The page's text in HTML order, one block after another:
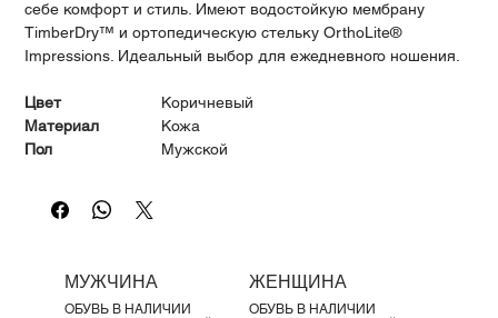
себе комфорт и стиль. Имеют водостойкую мембрану
TimberDry™ и ортопедическую стельку OrthoLite®
Impressions. Идеальный выбор для ежедневного ношения.
Цвет
Коричневый
Материал
Кожа
Пол
Мужской
Ширина
МУЖЧИНА
ОБУВЬ В НАЛИЧИИ
ЖЕНЩИНА
ОБУВЬ В НАЛИЧИИ